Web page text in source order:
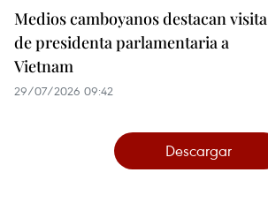
Medios camboyanos destacan visita
de presidenta parlamentaria a
Vietnam
29/07/2026 09:42
Descargar